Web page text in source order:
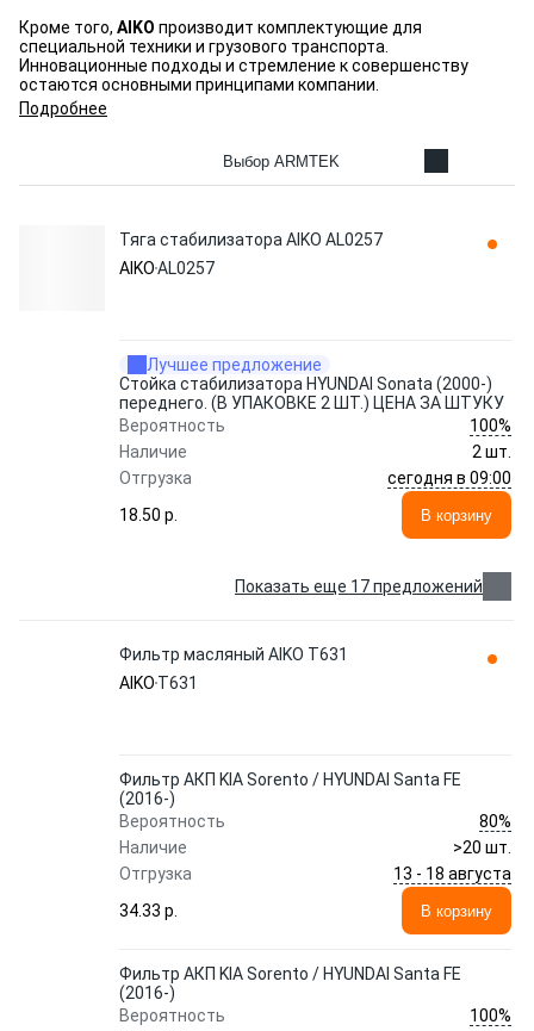
Кроме того, AIKO производит комплектующие для
специальной техники и грузового транспорта.
Инновационные подходы и стремление к совершенству
остаются основными принципами компании.
Подробнее
Выбор ARMTEK
Тяга стабилизатора AIKO AL0257
AIKOAL0257
Лучшее предложение
Стойка стабилизатора HYUNDAI Sonata (2000-)
переднего. (В УПАКОВКЕ 2 ШТ.) ЦЕНА ЗА ШТУКУ
Вероятность
100%
Наличие
2 шт.
Отгрузка
сегодня в 09:00
18.50 p.
В корзину
Показать еще 17 предложений
Фильтр масляный AIKO T631
AIKO T631
Фильтр АКП KIA Sorento / HYUNDAI Santa FE
(2016-)
Вероятность
80%
Наличие
>20 шт.
Отгрузка
13 - 18 августа
34.33 p.
В корзину
Фильтр АКП KIA Sorento / HYUNDAI Santa FE
(2016-)
Вероятность
100%